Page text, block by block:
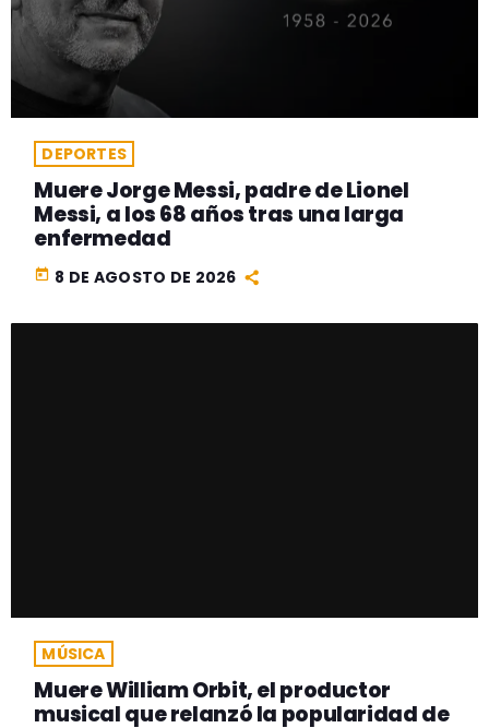
DEPORTES
Muere Jorge Messi, padre de Lionel
Messi, a los 68 años tras una larga
enfermedad
today 8 DE AGOSTO DE 2026
MÚSICA
Muere William Orbit, el productor
musical que relanzó la popularidad de